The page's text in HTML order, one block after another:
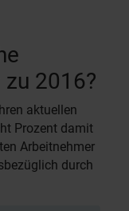
2016?
aktuellen
Prozent damit
Arbeitnehmer
durch